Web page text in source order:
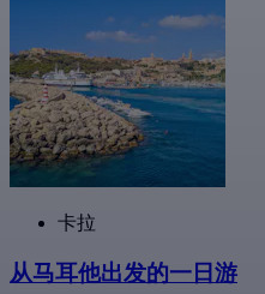
卡拉
从马耳他出发的一日游